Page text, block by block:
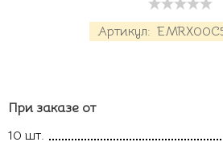
Артикул:
При заказе от
10 шт.